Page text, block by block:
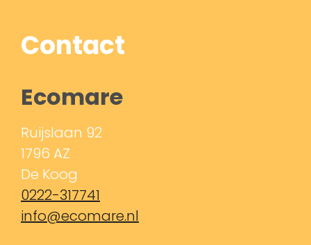
Contact
Ecomare
Ruijslaan 92
1796 AZ
De Koog
0222-317741
info@ecomare.nl